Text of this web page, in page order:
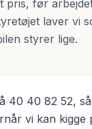
pris, før
laver vi
styrer lige.
40 40 82 52,
vi kan kigge